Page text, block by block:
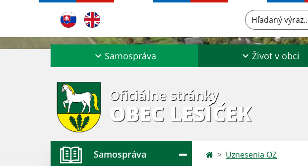
Hľadaný výraz...
Samospráva Život v obci
Oficiálne stránky
OBEC LESÍČEK
Samospráva Uznesenia OZ